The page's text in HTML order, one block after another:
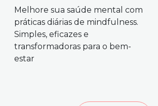
Melhore sua saúde mental com
práticas diárias de mindfulness.
Simples, eficazes e
transformadoras para o bem-
estar